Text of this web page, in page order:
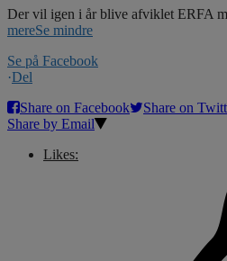
Der vil igen i år blive afviklet ERFA
mereSe mindre
Se på Facebook
·Del
Share on Facebook
Share on
Share by Email
Likes: